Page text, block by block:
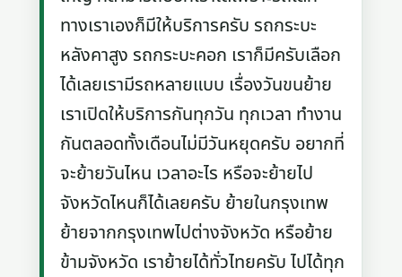
ทางเราเองก็มีให้บริการครับ รถกระบะ
หลังคาสูง รถกระบะคอก เราก็มีครับเลือก
ได้เลยเรามีรถหลายแบบ เรื่องวันขนย้าย
เราเปิดให้บริการกันทุกวัน ทุกเวลา ทำงาน
กันตลอดทั้งเดือนไม่มีวันหยุดครับ อยากที่
จะย้ายวันไหน เวลาอะไร หรือจะย้ายไป
จังหวัดไหนก็ได้เลยครับ ย้ายในกรุงเทพ
ย้ายจากกรุงเทพไปต่างจังหวัด หรือย้าย
ข้ามจังหวัด เราย้ายได้ทั่วไทยครับ ไปได้ทุก